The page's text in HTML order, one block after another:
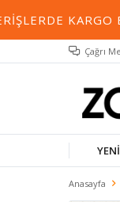
KARGO
Çağrı
Anasayfa